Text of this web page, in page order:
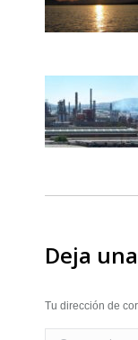
Deja
Tu dirección de